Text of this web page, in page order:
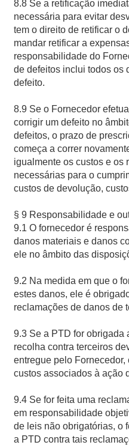
8.8 Se a retificação
necessária para evitar
tem o direito de retificar o
mandar retificar a
responsabilidade do
de defeitos inclui todos os
defeito.
8.9 Se o Fornecedor
corrigir um defeito no
defeitos, o prazo de
começa a correr
igualmente os custos e os
necessárias para o
custos de devolução,
§ 9 Responsabilidade e
9.1 O fornecedor é
danos materiais e danos
ele no âmbito das
9.2 Na medida em que o
estes danos, ele é
reclamações de danos de
9.3 Se a PTD for obrigada
recolha contra terceiros
entregue pelo Fornecedor,
custos associados à ação
9.4 Se for feita uma
em responsabilidade
de leis não obrigatórias, o
a PTD contra tais